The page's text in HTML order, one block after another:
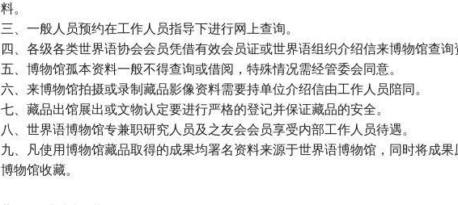
料。
三、一般人员预约在工作人员指导下进行网上查询。
四、各级各类世界语协会会员凭借有效会员证或世界语组织介绍信来博物馆查询
五、博物馆孤本资料一般不得查询或借阅，特殊情况需经管委会同意。
六、来博物馆拍摄或录制藏品影像资料需要持单位介绍信由工作人员陪同。
七、藏品出馆展出或文物认定要进行严格的登记并保证藏品的安全。
八、世界语博物馆专兼职研究人员及之友会会员享受内部工作人员待遇。
九、凡使用博物馆藏品取得的成果均署名资料来源于世界语博物馆，同时将成
博物馆收藏。